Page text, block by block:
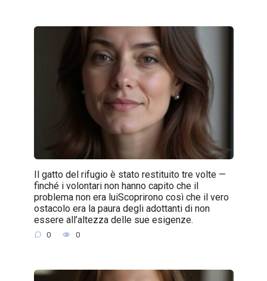
Il gatto del rifugio è stato restituito tre volte —
finché i volontari non hanno capito che il
problema non era luiScoprirono così che il vero
ostacolo era la paura degli adottanti di non
essere all’altezza delle sue esigenze.
0 0